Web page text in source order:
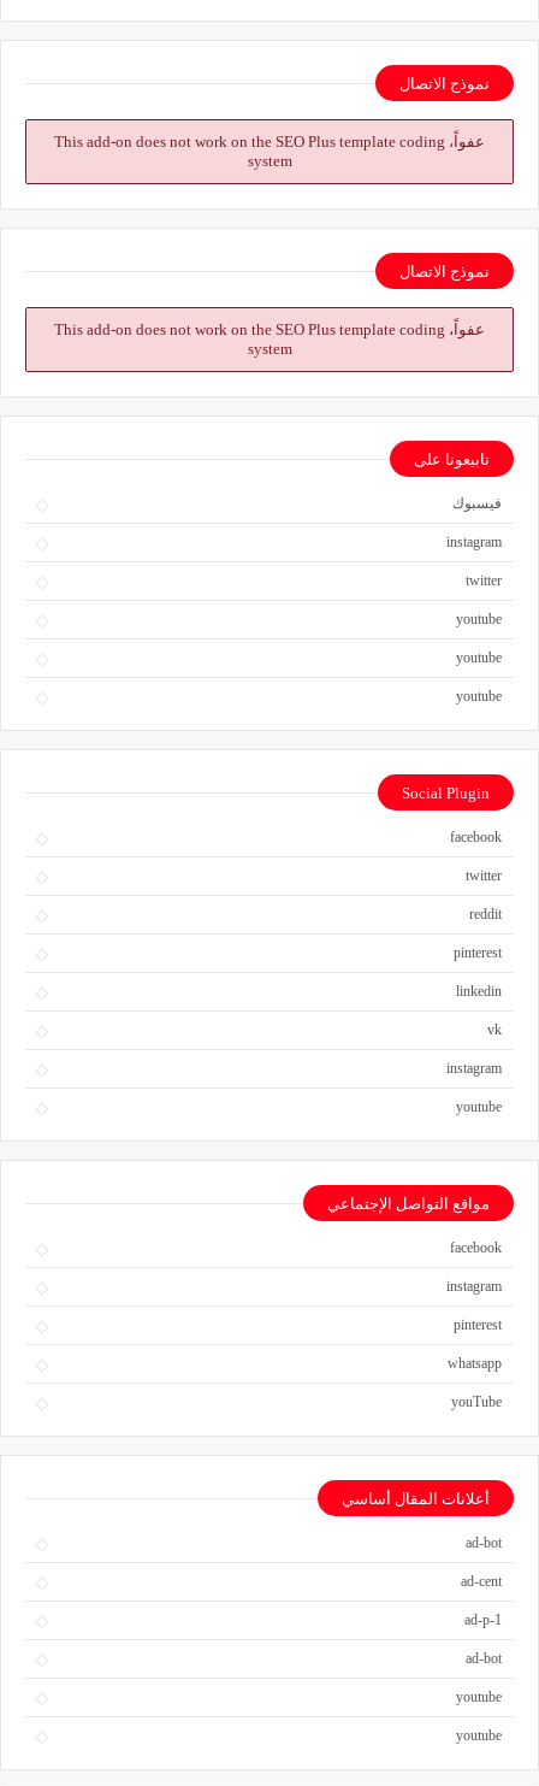
نموذج الاتصال
عفواً، This add-on does not work on the SEO Plus template coding
system
نموذج الاتصال
عفواً، This add-on does not work on the SEO Plus template coding
system
تابيعونا على
فيسبوك
instagram
twitter
youtube
youtube
youtube
Social Plugin
facebook
twitter
reddit
pinterest
linkedin
vk
instagram
youtube
مواقع التواصل الإجتماعي
facebook
instagram
pinterest
whatsapp
youTube
أعلانات المقال أساسي
ad-bot
ad-cent
ad-p-1
ad-bot
youtube
youtube